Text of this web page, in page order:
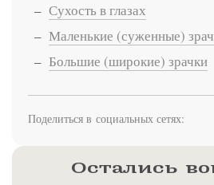
Сухость в глазах
Маленькие (суженные)
Большие (широкие) зрачки
Поделиться в социальных сетях:
Остались